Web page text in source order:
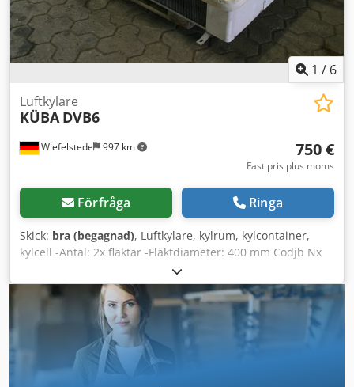
°C. Jag säljer 4 st kylare med 3 fläktar och 5 st kylare med 2
fläktar. Credpfjzk D Rlox Ahaef
1 / 6
Wiefelstede 997 km
Luftkylare
KÜBA DVB6
750 €
Fast pris plus moms
Förfråga Ringa
Skick: bra (begagnad), Luftkylare, kylrum, kylcontainer,
kylcell -Antal: 2x fläktar -Fläktdiameter: 400 mm Codjb Nx
Hiopfx Ahaerf -Inga ytterligare tekniska data tillgängliga -
Antal: 2x kylare tillgängliga -Pris: per styck -Mått:
1000/1700/H320 mm -Vikt: 94 kg/styck